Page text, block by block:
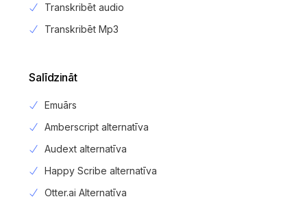
Transkribēt audio
Transkribēt Mp3
Salīdzināt
Emuārs
Amberscript alternatīva
Audext alternatīva
Happy Scribe alternatīva
Otter.ai Alternatīva